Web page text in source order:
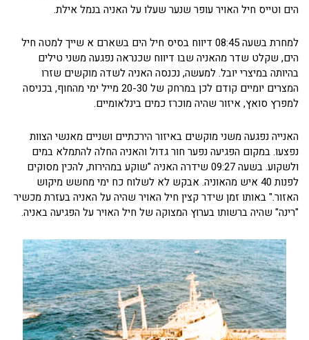
הים וטייס חיל האויר עופר שנער שעלו על האניה בנמל אילת.
למחרת בשעה 08:45 דיווח בסיס חיל הים בשארם א שייך למטה חיל
הים, שקלט שדר מהאניה שבו דיווח שכנראה נפגעה משני טילים
בהיותה במיצרי יובל. למעשה, נכנסה האניה לשדה מוקשים שזרו
המצרים יומיים קודם לכן במרחק של 20-30 מייל ימי מהחוף, בכניסה
למפרץ סואץ, איזור שהיה מוכרז כמים בינלאומיים.
האנייה נפגעה משני מוקשים באיזור הירכתיים ושניים מאנשי הצוות
נפצעו. במקום הפגיעה נפער חור גדול והאניה החלה להתמלא במים
ולשקוע. בשעה 09:27 שידרה האניה "שוקע במהירות, להכין מסוקים
לפנות 40 איש מהאוניה. אבקש לא לשלוח כח ימי מחשש מיקוש
האזור." באותו זמן שידר קצין חיל האויר שהיה על האניה בעזרת מכשיר
"רינה" שהיה ברשותו בערוץ המצוקה של חיל האויר על הפגיעה באניה.